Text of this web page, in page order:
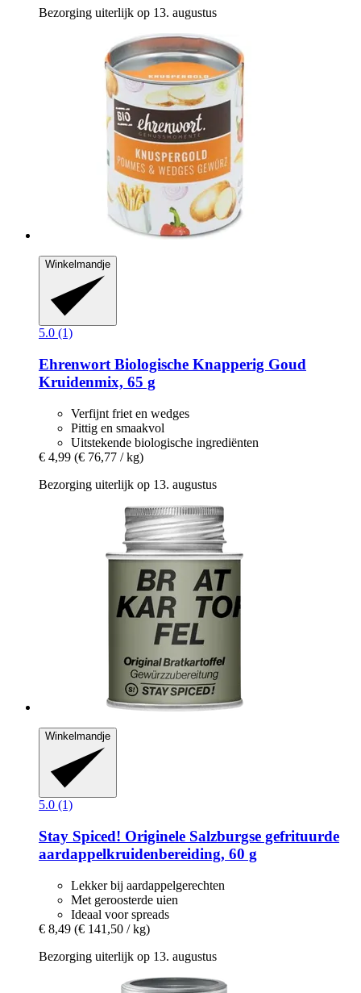
Bezorging uiterlijk op 13. augustus
Winkelmandje
5.0 (1)
Ehrenwort Biologische Knapperig Goud
Kruidenmix, 65 g
Verfijnt friet en wedges
Pittig en smaakvol
Uitstekende biologische ingrediënten
€ 4,99 (€ 76,77 / kg)
Bezorging uiterlijk op 13. augustus
Winkelmandje
5.0 (1)
Stay Spiced! Originele Salzburgse gefrituurde
aardappelkruidenbereiding, 60 g
Lekker bij aardappelgerechten
Met geroosterde uien
Ideaal voor spreads
€ 8,49 (€ 141,50 / kg)
Bezorging uiterlijk op 13. augustus